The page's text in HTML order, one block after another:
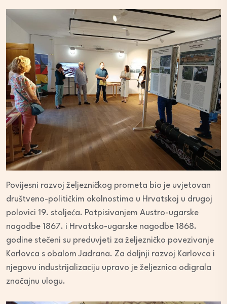
Povijesni razvoj željezničkog prometa bio je uvjetovan
društveno-političkim okolnostima u Hrvatskoj u drugoj
polovici 19. stoljeća. Potpisivanjem Austro-ugarske
nagodbe 1867. i Hrvatsko-ugarske nagodbe 1868.
godine stečeni su preduvjeti za željezničko povezivanje
Karlovca s obalom Jadrana. Za daljnji razvoj Karlovca i
njegovu industrijalizaciju upravo je željeznica odigrala
značajnu ulogu.